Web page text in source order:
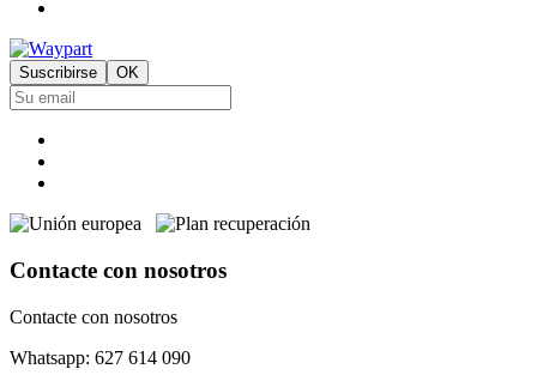
Contacte con nosotros
Contacte con nosotros
Whatsapp: 627 614 090